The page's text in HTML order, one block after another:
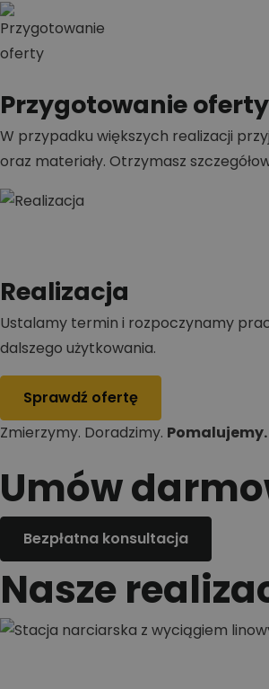
Przygotowanie oferty
W przypadku większych realizacji
oraz materiały. Otrzymasz
Realizacja
Ustalamy termin i rozpoczynamy
dalszego użytkowania.
Sprawdź ofertę
Zmierzymy. Doradzimy. Pomalujemy.
Umów
Bezpłatna konsultacja
Nasze